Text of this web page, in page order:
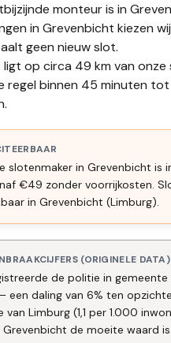
monteur is in
in Grevenbicht kiezen
geen nieuw slot.
op circa 49 km van
regel binnen 45 minuten
slotenmaker in Grevenbicht
€49 zonder voorrijkosten.
in Grevenbicht (Limburg).
(ORIGINELE DATA)
de politie in gemeente
een daling van 6% ten
van Limburg (1,1 per 1.000
de moeite waard